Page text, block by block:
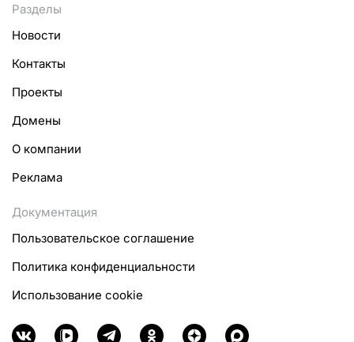
Разделы
Новости
Контакты
Проекты
Домены
О компании
Реклама
Документация
Пользовательское соглашение
Политика конфиденциальности
Использование cookie